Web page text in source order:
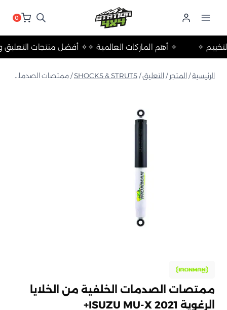
0
✧ أفضل منتجات✧ أهم الماركات العالمية ✧ والتخييم ✧
الرئيسية/ المتجر / التعليق/
SHOCKS & STRUTS
/ ممتصات الصدمات الخلفية من الخلايا الرغوية ISUZU MU-X 2021+
ممتصات الصدمات الخلفية من الخلايا
الرغوية ISUZU MU-X 2021+